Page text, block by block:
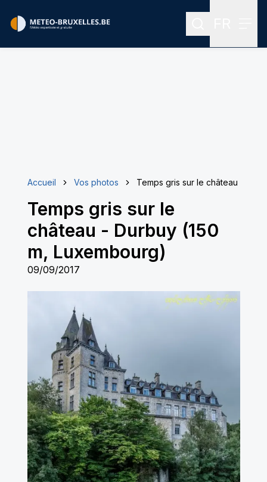
Rechercher
Accueil Vos photos Temps gris sur le château
Temps gris sur le
château - Durbuy (150
m, Luxembourg)
09/09/2017